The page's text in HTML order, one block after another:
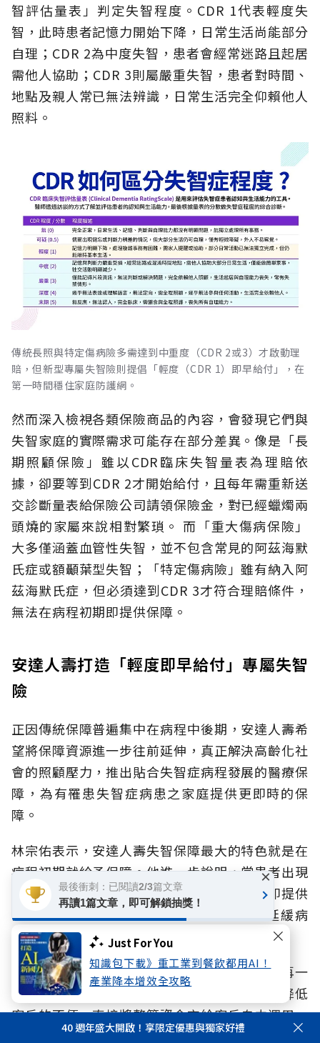
Just For You
知識包下載》重工業到餐飲都用AI！
產業降本增效全攻略
智評估量表」判定失智程度。CDR 1代表輕度失
智，此時患者記憶力開始下降，日常生活尚能部分
自理；CDR 2為中度失智，患者會經常迷路且起居
需他人協助；CDR 3則屬嚴重失智，患者對時間、
地點及親人常已無法辨識，日常生活完全仰賴他人
照料。
傳統長照與特定傷病險多需達到中重度（CDR 2或3）才啟動理
賠，但新型專屬失智險則提倡「輕度（CDR 1）即早給付」，在
第一時間穩住家庭防護網。
然而深入檢視各類保險商品的內容，會發現它們與
失智家庭的實際需求可能存在部分差異。像是「長
期照顧保險」雖以CDR臨床失智量表為理賠依
據，卻要等到CDR 2才開始給付，且每年需重新送
交診斷量表給保險公司請領保險金，對已經蠟燭兩
頭燒的家屬來說相對繁瑣。 而「重大傷病保險」
大多僅涵蓋血管性失智，並不包含常見的阿茲海默
氏症或額顳葉型失智；「特定傷病險」雖有納入阿
茲海默氏症，但必須達到CDR 3才符合理賠條件，
無法在病程初期即提供保障。
安達人壽打造「輕度即早給付」專屬失智
險
正因傳統保障普遍集中在病程中後期，安達人壽希
望將保障資源進一步往前延伸，真正解決高齡化社
會的照顧壓力，推出貼合失智症病程發展的醫療保
障，為有罹患失智症病患之家庭提供更即時的保
障。
林宗佑表示，安達人壽失智保障最大的特色就是在
病程初期就給予保障。他進一步說明，當患者出現
前兆並確診為輕度失智（CDR 1）時，保單即提供
部分保障，協助家庭第一時間啟動治療、延緩病
程。
若病程不幸惡化至中重度（CDR 2以上），則再一
次性提供整筆理賠給付。「這樣的設計是為了降低
客戶的不便，直接將整筆資金交給客戶自由運用。
無論是要入住專業照護機構，還是補足日常照護缺
40 週年盛大開啟！享限定優惠與獨家好禮
最後衝刺：已閱讀2/3篇文章
再讀1篇文章，即可解鎖抽獎！
×